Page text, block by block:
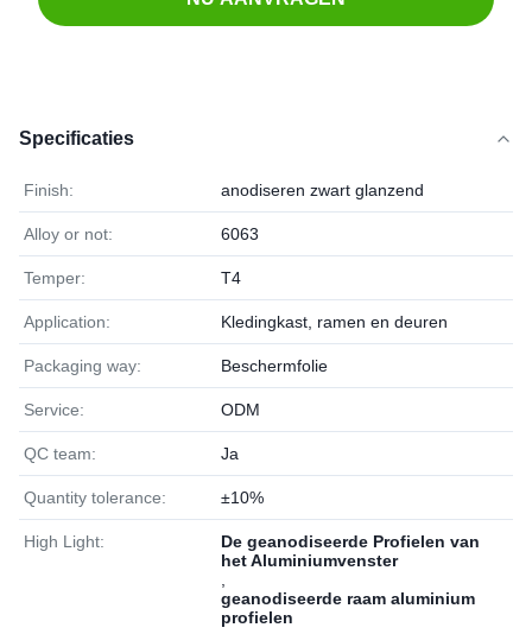
Specificaties
Finish: anodiseren zwart glanzend
Alloy or not: 6063
Temper: T4
Application: Kledingkast, ramen en deuren
Packaging way: Beschermfolie
Service: ODM
QC team: Ja
Quantity tolerance: ±10%
High Light:
De geanodiseerde Profielen van
het Aluminiumvenster
geanodiseerde raam aluminium
profielen